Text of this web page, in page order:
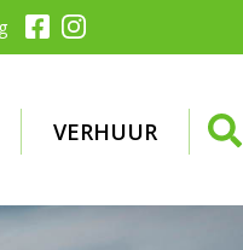
VERHUUR